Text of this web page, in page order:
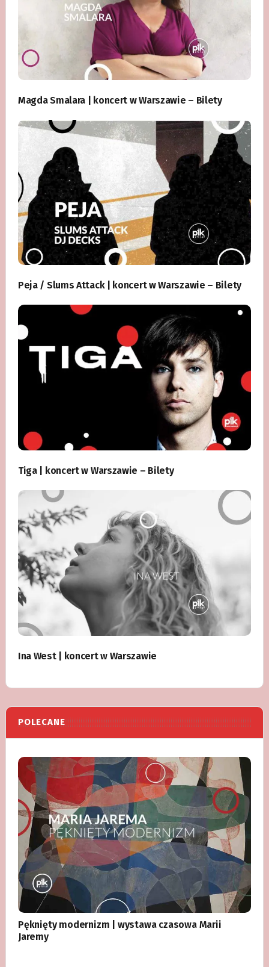
Magda Smalara | koncert w Warszawie – Bilety
Peja / Slums Attack | koncert w Warszawie – Bilety
Tiga | koncert w Warszawie – Bilety
Ina West | koncert w Warszawie
POLECANE
Pęknięty modernizm | wystawa czasowa Marii
Jaremy